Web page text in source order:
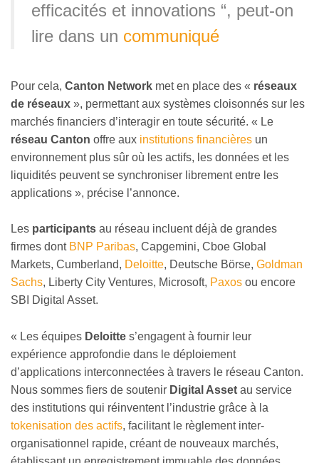
efficacités et innovations “, peut-on
lire dans un communiqué
Pour cela, Canton Network met en place des « réseaux
de réseaux », permettant aux systèmes cloisonnés sur les
marchés financiers d’interagir en toute sécurité. « Le
réseau Canton offre aux institutions financières un
environnement plus sûr où les actifs, les données et les
liquidités peuvent se synchroniser librement entre les
applications », précise l’annonce.
Les participants au réseau incluent déjà de grandes
firmes dont BNP Paribas, Capgemini, Cboe Global
Markets, Cumberland, Deloitte, Deutsche Börse, Goldman
Sachs, Liberty City Ventures, Microsoft, Paxos ou encore
SBI Digital Asset.
« Les équipes Deloitte s’engagent à fournir leur
expérience approfondie dans le déploiement
d’applications interconnectées à travers le réseau Canton.
Nous sommes fiers de soutenir Digital Asset au service
des institutions qui réinventent l’industrie grâce à la
tokenisation des actifs, facilitant le règlement inter-
organisationnel rapide, créant de nouveaux marchés,